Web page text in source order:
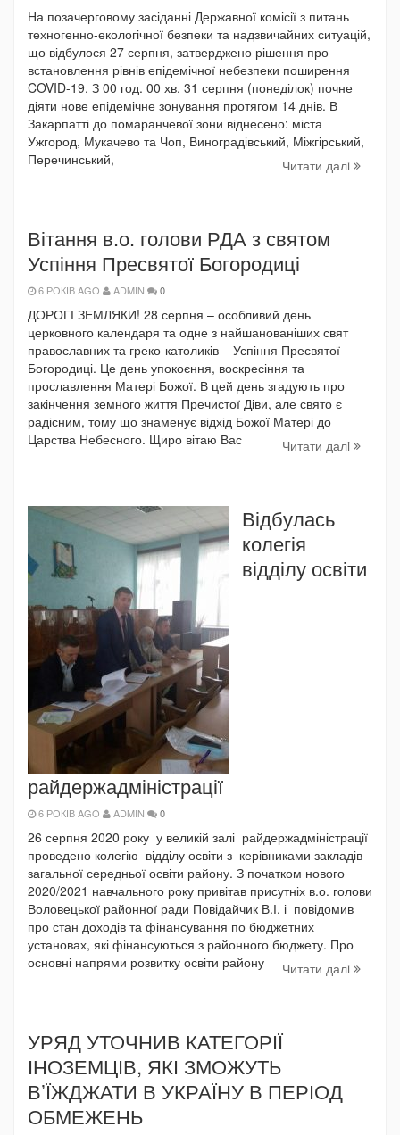
На позачерговому засіданні Державної комісії з питань
техногенно-екологічної безпеки та надзвичайних ситуацій,
що відбулося 27 серпня, затверджено рішення про
встановлення рівнів епідемічної небезпеки поширення
COVID-19. З 00 год. 00 хв. 31 серпня (понеділок) почне
діяти нове епідемічне зонування протягом 14 днів. В
Закарпатті до помаранчевої зони віднесено: міста
Ужгород, Мукачево та Чоп, Виноградівський, Міжгірський,
Перечинський,
Читати далi
Вітання в.о. голови РДА з святом
Успіння Пресвятої Богородиці
6 РОКІВ AGO ADMIN 0
ДОРОГІ ЗЕМЛЯКИ! 28 серпня – особливий день
церковного календаря та одне з найшанованіших свят
православних та греко-католиків – Успіння Пресвятої
Богородиці. Це день упокоєння, воскресіння та
прославлення Матері Божої. В цей день згадують про
закінчення земного життя Пречистої Діви, але свято є
радісним, тому що знаменує відхід Божої Матері до
Царства Небесного. Щиро вітаю Вас
Читати далi
Відбулась
колегія
відділу освіти
райдержадміністрації
6 РОКІВ AGO ADMIN 0
26 серпня 2020 року у великій залі райдержадміністрації
проведено колегію відділу освіти з керівниками закладів
загальної середньої освіти району. З початком нового
2020/2021 навчального року привітав присутніх в.о. голови
Воловецької районної ради Повідайчик В.І. і повідомив
про стан доходів та фінансування по бюджетних
установах, які фінансуються з районного бюджету. Про
основні напрями розвитку освіти району
Читати далi
УРЯД УТОЧНИВ КАТЕГОРІЇ
ІНОЗЕМЦІВ, ЯКІ ЗМОЖУТЬ
В’ЇЖДЖАТИ В УКРАЇНУ В ПЕРІОД
ОБМЕЖЕНЬ